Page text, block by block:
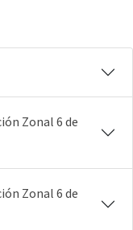
Zonal 6 de
Zonal 6 de